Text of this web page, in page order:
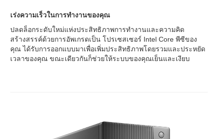
เร่งความเร็วในการทำงานของคุณ
ปลดล็อกระดับใหม่แห่งประสิทธิภาพการทำงานและความคิด
สร้างสรรค์ด้วยการอัพเกรดเป็น โปรเซสเซอร์ Intel Core พีซีของ
คุณ ได้รับการออกแบบมาเพื่อเพิ่มประสิทธิภาพโดยรวมและประหยัด
เวลาของคุณ ขณะเดียวกันก็ช่วยให้ระบบของคุณเย็นและเงียบ